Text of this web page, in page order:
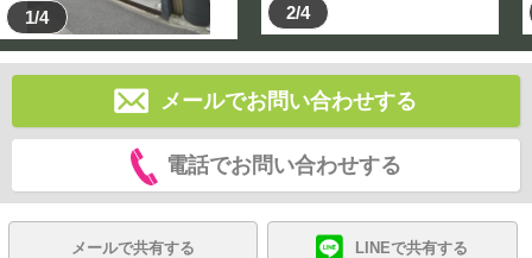
1/4 2/4
メールでお問い合わせする
電話でお問い合わせする
メールで共有する LINEで共有する